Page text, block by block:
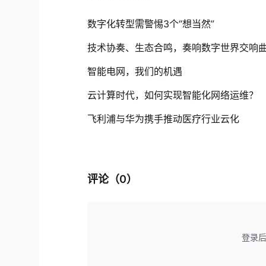
数字化转型需警惕3个“想当然”
技术协奏、生态合鸣，奏响数字世界交响
智能电网，我们的机遇
云计算时代，如何实现智能化网络运维？
飞利浦与华为携手推动医疗行业云化
评论（0）
登录